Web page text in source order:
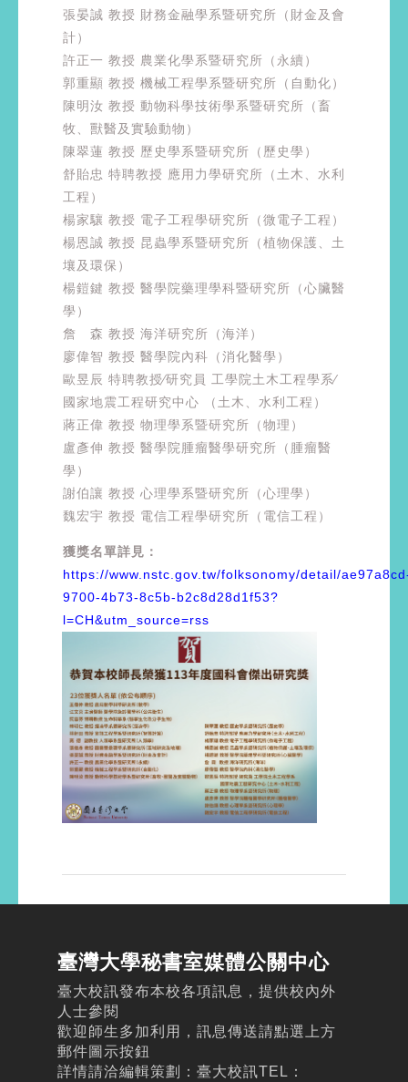
張晏誠 教授 財務金融學系暨研究所（財金及會
計）
許正一 教授 農業化學系暨研究所（永續）
郭重顯 教授 機械工程學系暨研究所（自動化）
陳明汝 教授 動物科學技術學系暨研究所（畜
牧、獸醫及實驗動物）
陳翠蓮 教授 歷史學系暨研究所（歷史學）
舒貽忠 特聘教授 應用力學研究所（土木、水利
工程）
楊家驤 教授 電子工程學研究所（微電子工程）
楊恩誠 教授 昆蟲學系暨研究所（植物保護、土
壤及環保）
楊鎧鍵 教授 醫學院藥理學科暨研究所（心臟醫
學）
詹 森 教授 海洋研究所（海洋）
廖偉智 教授 醫學院內科（消化醫學）
歐昱辰 特聘教授∕研究員 工學院土木工程學系∕
國家地震工程研究中心 （土木、水利工程）
蔣正偉 教授 物理學系暨研究所（物理）
盧彥伸 教授 醫學院腫瘤醫學研究所（腫瘤醫
學）
謝伯讓 教授 心理學系暨研究所（心理學）
魏宏宇 教授 電信工程學研究所（電信工程）
獲獎名單詳見：
https://www.nstc.gov.tw/folksonomy/detail/
9700-4b73-8c5b-b2c8d28d1f53?
l=CH&utm_source=rss
臺灣大學秘書室媒體公關中心
臺大校訊發布本校各項訊息，提供校內外
人士參閱
歡迎師生多加利用，訊息傳送請點選上方
郵件圖示按鈕
詳情請洽編輯策劃：臺大校訊TEL：